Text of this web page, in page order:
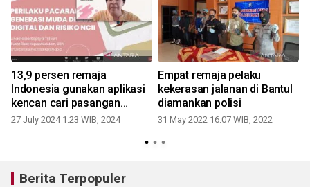
13,9 persen remaja
Indonesia gunakan aplikasi
kencan cari pasangan
seksual
27 July 2024 1:23 WIB, 2024
Empat remaja pelaku
kekerasan jalanan di Bantul
diamankan polisi
31 May 2022 16:07 WIB, 2022
Berita Terpopuler